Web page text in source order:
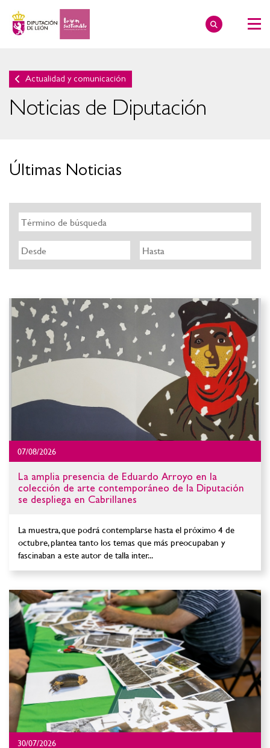
Actualidad y comunicación
Noticias de Diputación
Últimas Noticias
07/08/2026
La amplia presencia de Eduardo Arroyo en la
colección de arte contemporáneo de la Diputación
se despliega en Cabrillanes
La muestra, que podrá contemplarse hasta el próximo 4 de
octubre, plantea tanto los temas que más preocupaban y
fascinaban a este autor de talla inter...
30/07/2026